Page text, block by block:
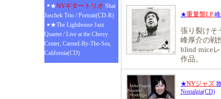
★NYギタートリオ Shai
Jaschek Trio / Portrait(CD-R)
★The Lighthouse Jazz
Quartet / Live at the Cherry
Center, Carmel-By-The-Sea,
California(CD)
★重量盤LP
張り裂けそ
峰厚介の戦
blind mice
作品。
★NYジャズ
Nostalgia(CD)